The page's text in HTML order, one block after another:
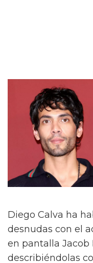
Diego Calva ha
desnudas con el
en pantalla Jacob
describiéndolas